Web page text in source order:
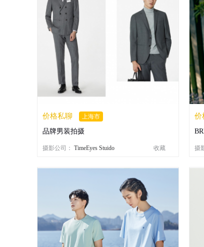
价格私聊 上海市
品牌男装拍摄
摄影公司： TimeEyes Stuido 收藏
价
摄